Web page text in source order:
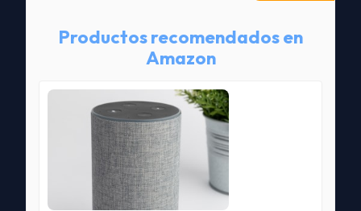
Productos recomendados en
Amazon